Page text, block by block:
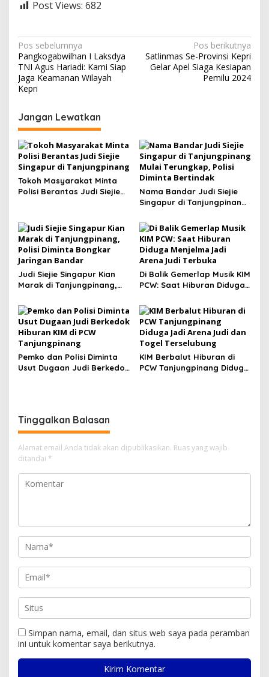
Post Views: 682
N
a
v
g
a
s
i
p
o
Pos sebelumnya
Pangkogabwilhan I Laksdya
TNI Agus Hariadi: Kami Siap
Jaga Keamanan Wilayah
Kepri
Pos berikutnya
Satlinmas Se-Provinsi Kepri
Gelar Apel Siaga Kesiapan
Pemilu 2024
Jangan Lewatkan
Tokoh Masyarakat Minta
Polisi Berantas Judi Siejie
Nama Bandar Judi Siejie
Singapur di Tanjungpinang
Diminta Bertindak
Judi Siejie Singapur Kian
Marak di Tanjungpinang,
Jaringan Bandar
Di Balik Gemerlap Musik KIM
PCW: Saat Hiburan Diduga
Terbuka
Pemko dan Polisi Diminta
Usut Dugaan Judi Berkedok
KIM Berbalut Hiburan di
PCW Tanjungpinang Diduga
Tinggalkan Balasan
Alamat email Anda tidak akan dipublikasikan. Ruas yang wajib
ditandai *
Simpan nama, email, dan situs web saya pada peramban
ini untuk komentar saya berikutnya.